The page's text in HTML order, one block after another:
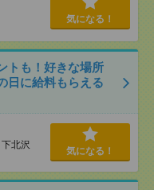
気になる！
トも！好きな場所
日に給料もらえる
北沢
気になる！